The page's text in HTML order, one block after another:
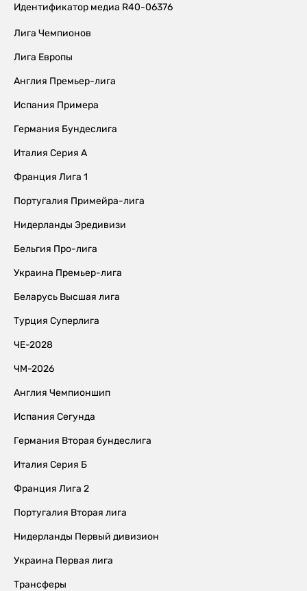
Идентификатор медиа R40-06376
Лига Чемпионов
Лига Европы
Англия Премьер-лига
Испания Примера
Германия Бундеслига
Италия Серия А
Франция Лига 1
Португалия Примейра-лига
Нидерланды Эредивизи
Бельгия Про-лига
Украина Премьер-лига
Беларусь Высшая лига
Турция Суперлига
ЧЕ-2028
ЧМ-2026
Англия Чемпионшип
Испания Сегунда
Германия Вторая бундеслига
Италия Серия Б
Франция Лига 2
Португалия Вторая лига
Нидерланды Первый дивизион
Украина Первая лига
Трансферы